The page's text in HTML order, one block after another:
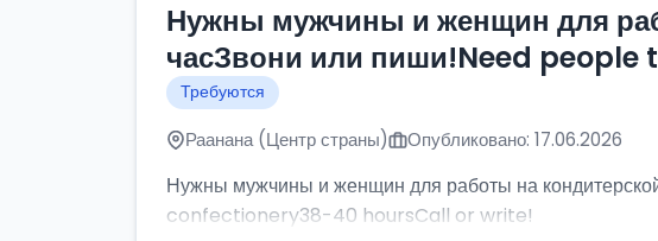
Нужны мужчины и женщин для
часЗвони или пиши!Need
Требуются
Раанана (Центр страны) Опубликовано: 17.06.2026
Нужны мужчины и женщин для работы на
confectionery38-40 hoursCall or write!